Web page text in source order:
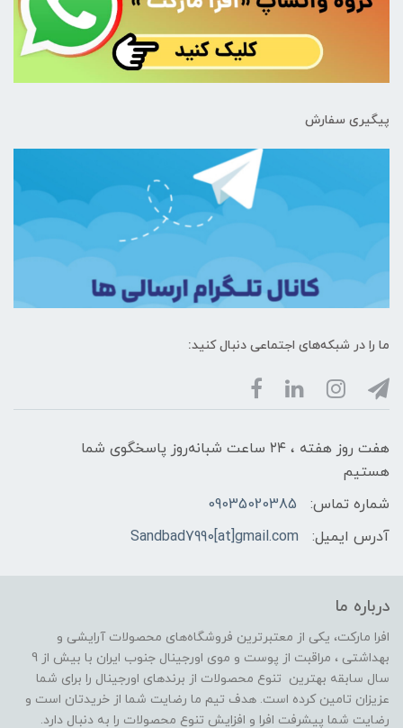
پیگیری سفارش
ما را در شبکه‌های اجتماعی دنبال کنید:
هفت روز هفته ، ۲۴ ساعت شبانه‌روز پاسخگوی شما
هستیم
شماره تماس:
09035020385
آدرس ایمیل:
Sandbad7990[at]gmail.com
درباره ما
افرا مارکت، یکی از معتبرترین فروشگاه‌های محصولات آرایشی و
بهداشتی ، مراقبت از پوست و موی اورجینال جنوب ایران با بیش از 9
سال سابقه بهترین تنوع محصولات از برندهای اورجینال را برای شما
عزیزان تامین کرده است. هدف تیم ما رضایت شما از خریدتان است و
رضایت شما پیشرفت افرا و افزایش تنوع محصولات را به دنبال دارد.